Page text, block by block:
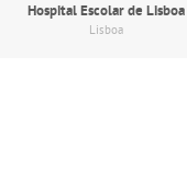
Hospital Escolar de Lisboa
Lisboa